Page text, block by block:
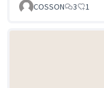
COSSON
3 1